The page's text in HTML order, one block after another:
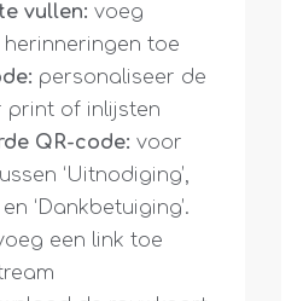
vullen: voeg
toe
personaliseer de
print of inlijsten
QR-code: voor
‘Uitnodiging’,
en ‘Dankbetuiging’.
een link toe